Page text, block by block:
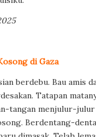
di Gaza
berdebu. Bau amis
Tatapan
tangan menjulur-julur
Berdentang-